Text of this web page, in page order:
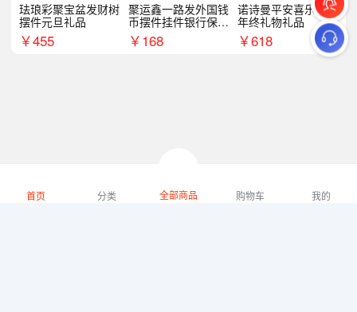
珐琅彩聚宝盆发财树
摆件元旦礼品
￥455
聚运鑫一路发外国钱
币摆件挂件银行保险
商务礼
￥168
诺诗曼平安喜乐摆件
年终礼物礼品
￥618
首页 分类 全部商品 购物车 我的